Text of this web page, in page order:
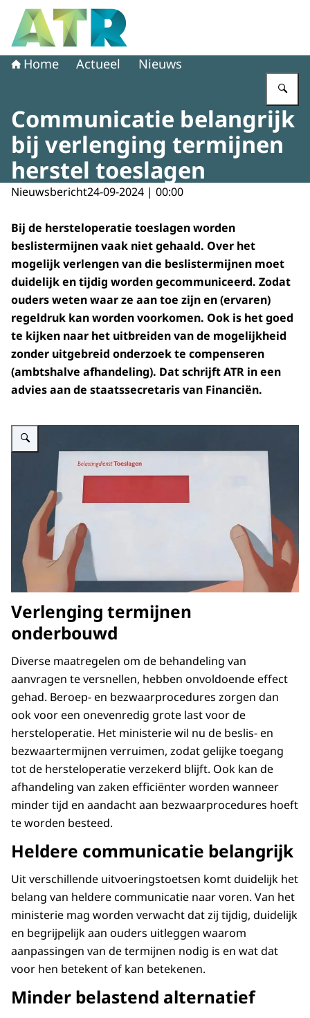
Naar de homepage van Adviescollege toetsing regeldruk
Home Actueel Nieuws
Communicatie belangrijk
bij verlenging termijnen
herstel toeslagen
Nieuwsbericht24-09-2024 | 00:00
Bij de hersteloperatie toeslagen worden
beslistermijnen vaak niet gehaald. Over het
mogelijk verlengen van die beslistermijnen moet
duidelijk en tijdig worden gecommuniceerd. Zodat
ouders weten waar ze aan toe zijn en (ervaren)
regeldruk kan worden voorkomen. Ook is het goed
te kijken naar het uitbreiden van de mogelijkheid
zonder uitgebreid onderzoek te compenseren
(ambtshalve afhandeling). Dat schrijft ATR in een
advies aan de staatssecretaris van Financiën.
Vergroot afbeelding Toeslagenenvelop ATR3278
Verlenging termijnen
onderbouwd
Diverse maatregelen om de behandeling van
aanvragen te versnellen, hebben onvoldoende effect
gehad. Beroep- en bezwaarprocedures zorgen dan
ook voor een onevenredig grote last voor de
hersteloperatie. Het ministerie wil nu de beslis- en
bezwaartermijnen verruimen, zodat gelijke toegang
tot de hersteloperatie verzekerd blijft. Ook kan de
afhandeling van zaken efficiënter worden wanneer
minder tijd en aandacht aan bezwaarprocedures hoeft
te worden besteed.
Heldere communicatie belangrijk
Uit verschillende uitvoeringstoetsen komt duidelijk het
belang van heldere communicatie naar voren. Van het
ministerie mag worden verwacht dat zij tijdig, duidelijk
en begrijpelijk aan ouders uitleggen waarom
aanpassingen van de termijnen nodig is en wat dat
voor hen betekent of kan betekenen.
Minder belastend alternatief